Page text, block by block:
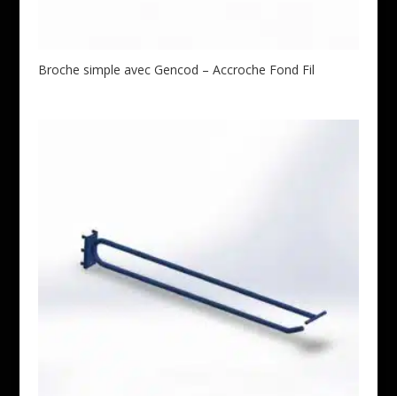
Broche simple avec Gencod – Accroche Fond Fil